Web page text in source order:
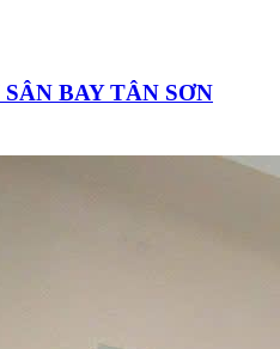
BAY TÂN SƠN